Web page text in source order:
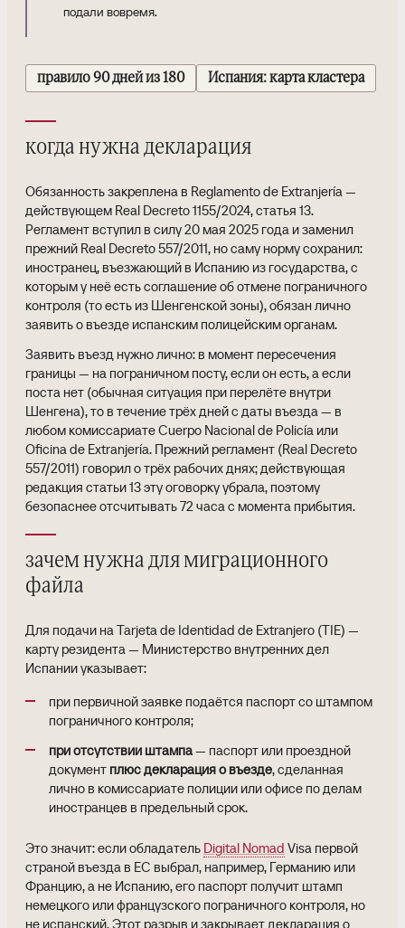
подали вовремя.
правило 90 дней из 180 Испания: карта кластера
когда нужна декларация
Обязанность закреплена в Reglamento de Extranjería —
действующем Real Decreto 1155/2024, статья 13.
Регламент вступил в силу 20 мая 2025 года и заменил
прежний Real Decreto 557/2011, но саму норму сохранил:
иностранец, въезжающий в Испанию из государства, с
которым у неё есть соглашение об отмене пограничного
контроля (то есть из Шенгенской зоны), обязан лично
заявить о въезде испанским полицейским органам.
Заявить въезд нужно лично: в момент пересечения
границы — на пограничном посту, если он есть, а если
поста нет (обычная ситуация при перелёте внутри
Шенгена), то в течение трёх дней с даты въезда — в
любом комиссариате Cuerpo Nacional de Policía или
Oficina de Extranjería. Прежний регламент (Real Decreto
557/2011) говорил о трёх рабочих днях; действующая
редакция статьи 13 эту оговорку убрала, поэтому
безопаснее отсчитывать 72 часа с момента прибытия.
зачем нужна для миграционного
файла
Для подачи на Tarjeta de Identidad de Extranjero (TIE) —
карту резидента — Министерство внутренних дел
Испании указывает:
при первичной заявке подаётся паспорт со штампом
пограничного контроля;
при отсутствии штампа— паспорт или проездной
документ плюс декларация о въезде, сделанная
лично в комиссариате полиции или офисе по делам
иностранцев в предельный срок.
Это значит: если обладатель Digital Nomad Visa первой
страной въезда в ЕС выбрал, например, Германию или
Францию, а не Испанию, его паспорт получит штамп
немецкого или французского пограничного контроля, но
не испанский. Этот разрыв и закрывает декларация о